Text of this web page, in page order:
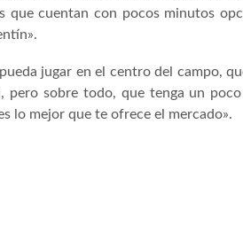
cuentan con pocos minutos
jugar en el centro del campo,
pero sobre todo, que tenga un
lo mejor que te ofrece el mercado».